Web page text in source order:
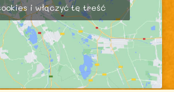
i włączyć tę treść